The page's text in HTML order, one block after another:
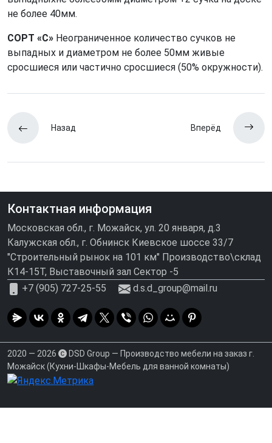
не более 40мм.
СОРТ «C» Неограниченное количество сучков не
выпадных и диаметром не более 50мм живые
сросшиеся или частично сросшиеся (50% окружности).
Назад Вперёд
Контактная информация
Московская обл., г. Можайск, ул. 20 января, д.3
Калужская обл., г. Обнинск Киевское шоссе 33/7
"Строительный рынок на 101 км" Производство\склад
К14-15Т, Выставочный зал Сектор -5
+7 (905) 727-25-55
d.s.d_group@mail.ru
2020 — 2026
DSD Group — Производство мебели на заказ г.
Можайск (Кухни-Шкафы-Мебель для ванной комнаты)